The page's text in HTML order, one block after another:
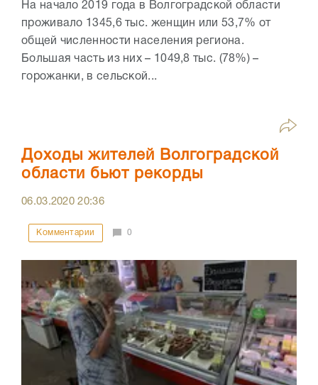
На начало 2019 года в Волгоградской области
проживало 1345,6 тыс. женщин или 53,7% от
общей численности населения региона.
Большая часть из них – 1049,8 тыс. (78%) –
горожанки, в сельской...
Доходы жителей Волгоградской
области бьют рекорды
06.03.202020:36
Комментарии 0